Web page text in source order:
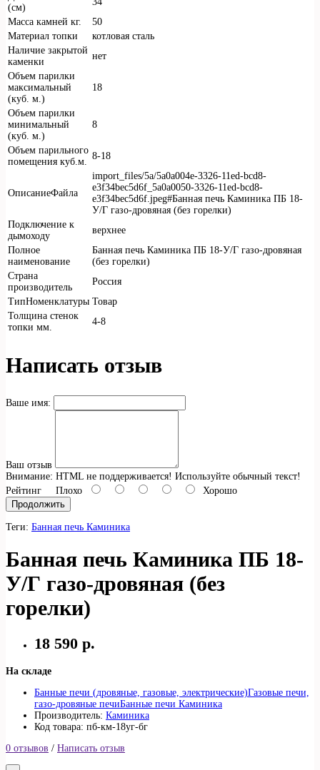
(см)
Масса камней кг.
50
Материал топки
котловая сталь
Наличие закрытой
каменки
нет
Объем парилки
максимальный
(куб. м.)
18
Объем парилки
минимальный
(куб. м.)
8
Объем парильного
помещения куб.м.
8-18
ОписаниеФайла
import_files/5a/5a0a004e-3326-11ed-bcd8-
e3f34bec5d6f_5a0a0050-3326-11ed-bcd8-
e3f34bec5d6f.jpeg#Банная печь Каминика ПБ 18-
У/Г газо-дровяная (без горелки)
Подключение к
дымоходу
верхнее
Полное
наименование
Банная печь Каминика ПБ 18-У/Г газо-дровяная
(без горелки)
Страна
производитель
Россия
ТипНоменклатуры Товар
Толщина стенок
топки мм.
4-8
Написать отзыв
Ваше имя:
Ваш отзыв
Внимание: HTML не поддерживается! Используйте обычный текст!
Рейтинг Плохо
Хорошо
Продолжить
Теги: Банная печь Каминика
Банная печь Каминика ПБ 18-
У/Г газо-дровяная (без
горелки)
18 590 р.
На складе
Банные печи (дровяные, газовые, электрические)Газовые печи,
газо-дровяные печиБанные печи Каминика
Производитель: Каминика
Код товара: пб-км-18уг-бг
0 отзывов / Написать отзыв